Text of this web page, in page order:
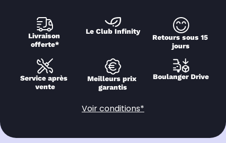
Livraison
offerte*
Le Club Infinity
Retours sous 15
jours
Service après
vente
Meilleurs prix
garantis
Boulanger Drive
Voir conditions*